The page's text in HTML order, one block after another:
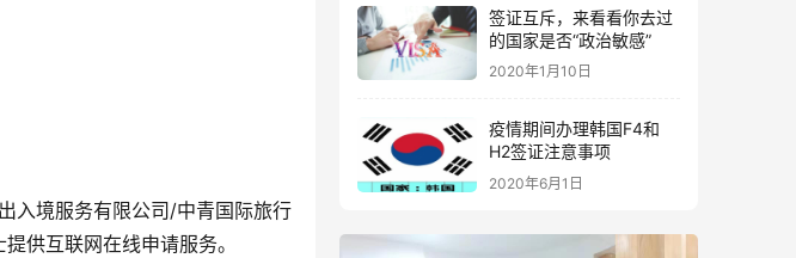
入境服务有限公司/中青国际旅行
供互联网在线申请服务。
签证互斥，来看看你去过
的国家是否“政治敏感”
2020年1月10日
疫情期间办理韩国F4和
H2签证注意事项
2020年6月1日